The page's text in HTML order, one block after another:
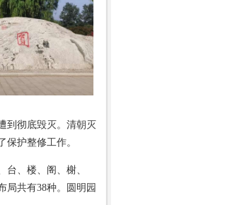
到彻底毁灭。清朝灭
护整修工作。
、楼、阁、榭、
局共有38种。圆明园